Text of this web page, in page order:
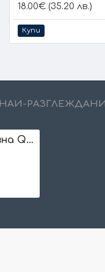
18.00€ (35.20 лв.)
Купи
НАЙ-РАЗГЛЕЖДАНИ
Сребърна гривна Quatra